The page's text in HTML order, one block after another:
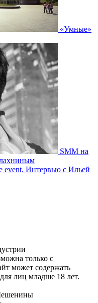
«Умные»
SMM на
event. Интервью с Ильей
только с
может содержать
лиц младше 18 лет.